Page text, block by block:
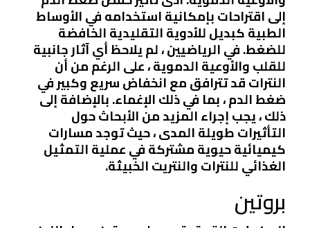
إلى اقتراحات بإمكانية استخدامه في الأوساط
الطبية كبديل للأدوية التقليدية الخافضة
للضغط. في الرياضيين ، لم يلاحظ أي آثار جانبية
للقلب والأوعية الدموية ، على الرغم من أن
النترات قد تترافق مع انخفاض سريع وكبير في
ضغط الدم ، بما في ذلك الإغماء. بالإضافة إلى
ذلك ، يجب إجراء المزيد من الأبحاث حول
التأثيرات طويلة المدى ، حيث توجد مسارات
كيميائية حيوية مشتركة في عملية التمثيل
الغذائي للنترات والنتريت الخبيثة.
بروتين